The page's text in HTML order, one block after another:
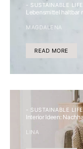
- SUSTAINABLE
Lebensmittel haltbar
MAGDALENA
READ MORE
- SUSTAINABLE
Interior Ideen:
LINA